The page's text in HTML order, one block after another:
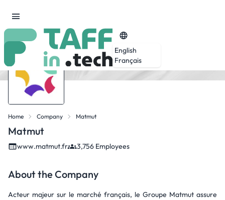
English
Français
Home Company Matmut
Matmut
www.matmut.fr 3,756 Employees
About the Company
Acteur majeur sur le marché français, le Groupe Matmut assure